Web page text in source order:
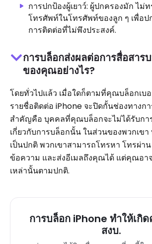
การปกป้องผู้เยาว์: ผู้ปกครองมัก ไม่ท
โทรศัพท์ในโทรศัพท์ของลูก ๆ เพื่อป
การติดต่อที่ไม่พึงประสงค์.
การบล็อกส่งผลต่อการสื่อสาร
ของคุณอย่างไร?
โดยทั่วไปแล้ว เมื่อใดก็ตามที่คุณบล็อกเบ
รายชื่อติดต่อ iPhone จะปิดกั้นช่องทางก
สำคัญคือ บุคคลที่คุณบล็อกจะไม่ได้รับกา
เกี่ยวกับการบล็อกนั้น ในส่วนของพวกเขา
เป็นปกติ พวกเขาสามารถโทรหา โทรผ่า
ข้อความ และส่งอีเมลถึงคุณได้ แต่คุณอา
เหล่านั้นตามปกติ.
การบล็อก iPhone ทำให้เกิด
สงบ.